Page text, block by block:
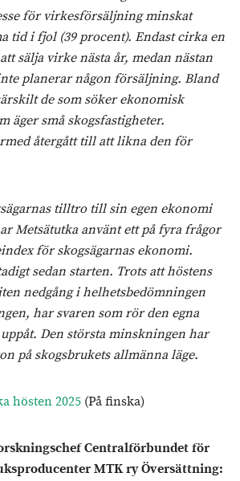
för virkesförsäljning minskat
tid i fjol (39 procent). Endast cirka en
sälja virke nästa år, medan nästan
planerar någon försäljning. Bland
de som söker ekonomisk
äger små skogsfastigheter.
återgått till att likna den för
tilltro till sin egen ekonomi
Metsätutka använt ett på fyra frågor
för skogsägarnas ekonomi.
sedan starten. Trots att höstens
nedgång i helhetsbedömningen
har svaren som rör den egna
Den största minskningen har
på skogsbrukets allmänna läge.
hösten 2025 (På finska)
Centralförbundet för
MTK ry Översättning: